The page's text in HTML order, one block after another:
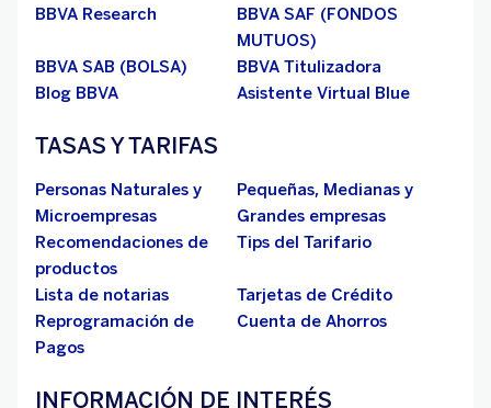
BBVA Research
BBVA SAF (FONDOS
MUTUOS)
BBVA SAB (BOLSA)
BBVA Titulizadora
Blog BBVA
Asistente Virtual Blue
TASAS Y TARIFAS
Personas Naturales y
Microempresas
Pequeñas, Medianas y
Grandes empresas
Recomendaciones de
productos
Tips del Tarifario
Lista de notarias
Tarjetas de Crédito
Reprogramación de
Pagos
Cuenta de Ahorros
INFORMACIÓN DE INTERÉS